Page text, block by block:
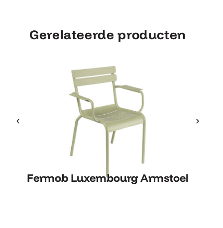
Gerelateerde producten
Fermob Luxembourg Armstoel
Fermob Luxembourg Armstoel